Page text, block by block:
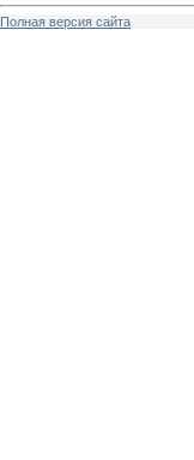
Полная версия сайта